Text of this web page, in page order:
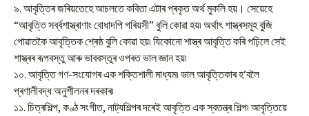
৯. আবৃত্তিৰ জৰিয়তেহে আচলতে কবিতা এটাৰ প্ৰকৃত অৰ্থ মুকলি হয়। সেয়েহে
“আবৃত্তি সৰ্ব্বশাস্ত্ৰাণাং বোধাদপি গৰিয়সী” বুলি কোৱা হয়৷ অৰ্থাৎ শাস্ত্ৰসমূহ বুজি
পোৱাতকৈ আবৃত্তিক শ্ৰেষ্ঠ বুলি কোৱা হয়৷ যিকোনো শাস্ত্ৰ আবৃত্তি কৰি পঢ়িলে সেই
শাস্ত্ৰৰ ৰূপবস্তু আৰু ভাববস্তুৰ ওপৰত ভাল জ্ঞান হয়৷
১০. আবৃত্তি গণ-সংযোগৰ এক শক্তিশালী মাধ্যম৷ ভাল আবৃত্তিকাৰ হ’বলৈ
প্ৰণালীবদ্ধ অনুশীলনৰ দৰকাৰ৷
১১. চিত্ৰশিল্প, কণ্ঠ সংগীত, নাট্যশিল্পৰ দৰেই আবৃত্তি এক স্বতন্ত্ৰ শিল্প৷ আবৃত্তিয়ে